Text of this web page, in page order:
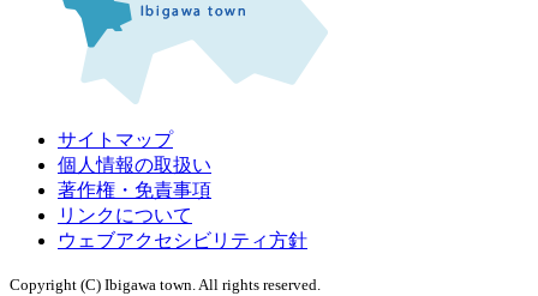
サイトマップ
個人情報の取扱い
著作権・免責事項
リンクについて
ウェブアクセシビリティ方針
Copyright (C) Ibigawa town. All rights reserved.